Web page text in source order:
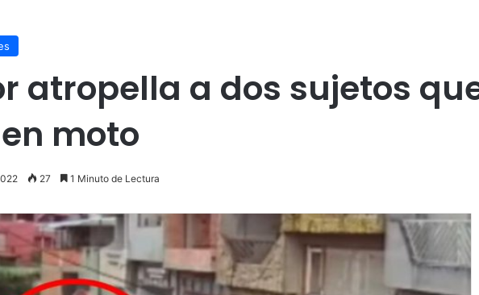
atropella a dos sujetos
moto
27 1 Minuto de Lectura